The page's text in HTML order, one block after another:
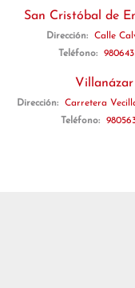
San Cristóbal de
Dirección:
Calle
Teléfono:
Villanázar
Dirección:
Carretera
Teléfono: